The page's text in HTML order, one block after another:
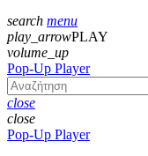
search menu
play_arrowPLAY
volume_up
Pop-Up Player
close
close
Pop-Up Player